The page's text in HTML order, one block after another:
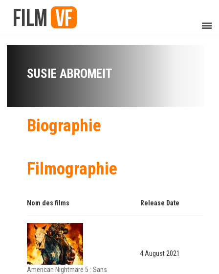
SUSIE ABROMEIT
Biographie
Filmographie
Nom des films Release Date
American Nightmare 5 : Sans
4 August 2021